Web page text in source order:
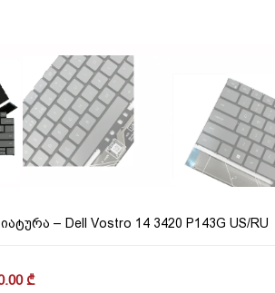
– Dell Vostro 14 3420 P143G US/RU
₾